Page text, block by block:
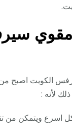
مقوي
الكويت اصبح من
لأنه :
اسرع ويتمكن من